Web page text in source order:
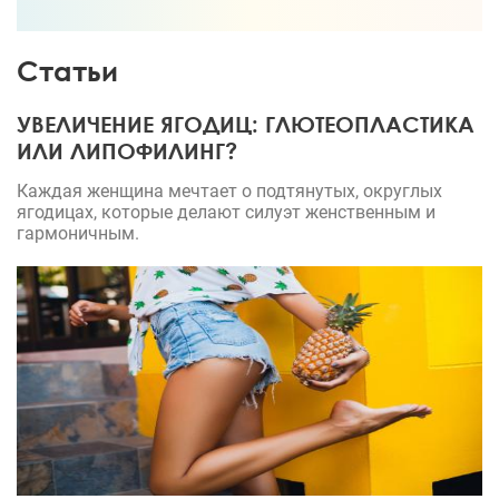
Статьи
УВЕЛИЧЕНИЕ ЯГОДИЦ: ГЛЮТЕОПЛАСТИКА
ИЛИ ЛИПОФИЛИНГ?
Каждая женщина мечтает о подтянутых, округлых
ягодицах, которые делают силуэт женственным и
гармоничным.